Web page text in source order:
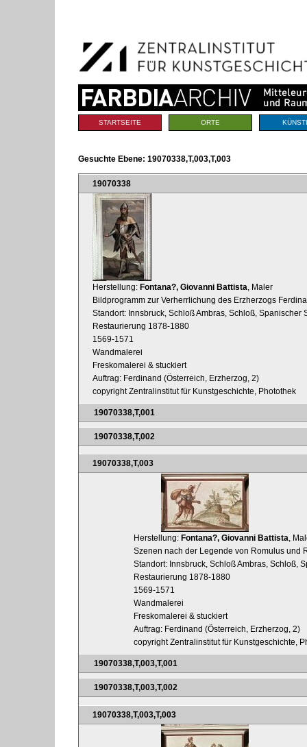
Navigation
Sektionen
STARTSEITE ORTE
Gesuchte Ebene: 19070338,T,003,T,003
19070338
Herstellung: Fontana?, Giovanni Battista , Maler
Bildprogramm zur Verherrlichung des Erzherzogs
Standort: Innsbruck, Schloß Ambras, Schloß, Spanischer
Restaurierung 1878-1880
1569-1571
Wandmalerei
Freskomalerei & stuckiert
Auftrag: Ferdinand (Österreich, Erzherzog, 2)
copyright Zentralinstitut für Kunstgeschichte, Photothek
19070338,T,001
19070338,T,002
19070338,T,003
Herstellung: Fontana?, Giovanni Battista,
Szenen nach der Legende von Romulus und
Standort: Innsbruck, Schloß Ambras, Schloß,
Restaurierung 1878-1880
1569-1571
Wandmalerei
Freskomalerei & stuckiert
Auftrag: Ferdinand (Österreich, Erzherzog, 2)
copyright Zentralinstitut für Kunstgeschichte,
19070338,T,003,T,001
19070338,T,003,T,002
19070338,T,003,T,003